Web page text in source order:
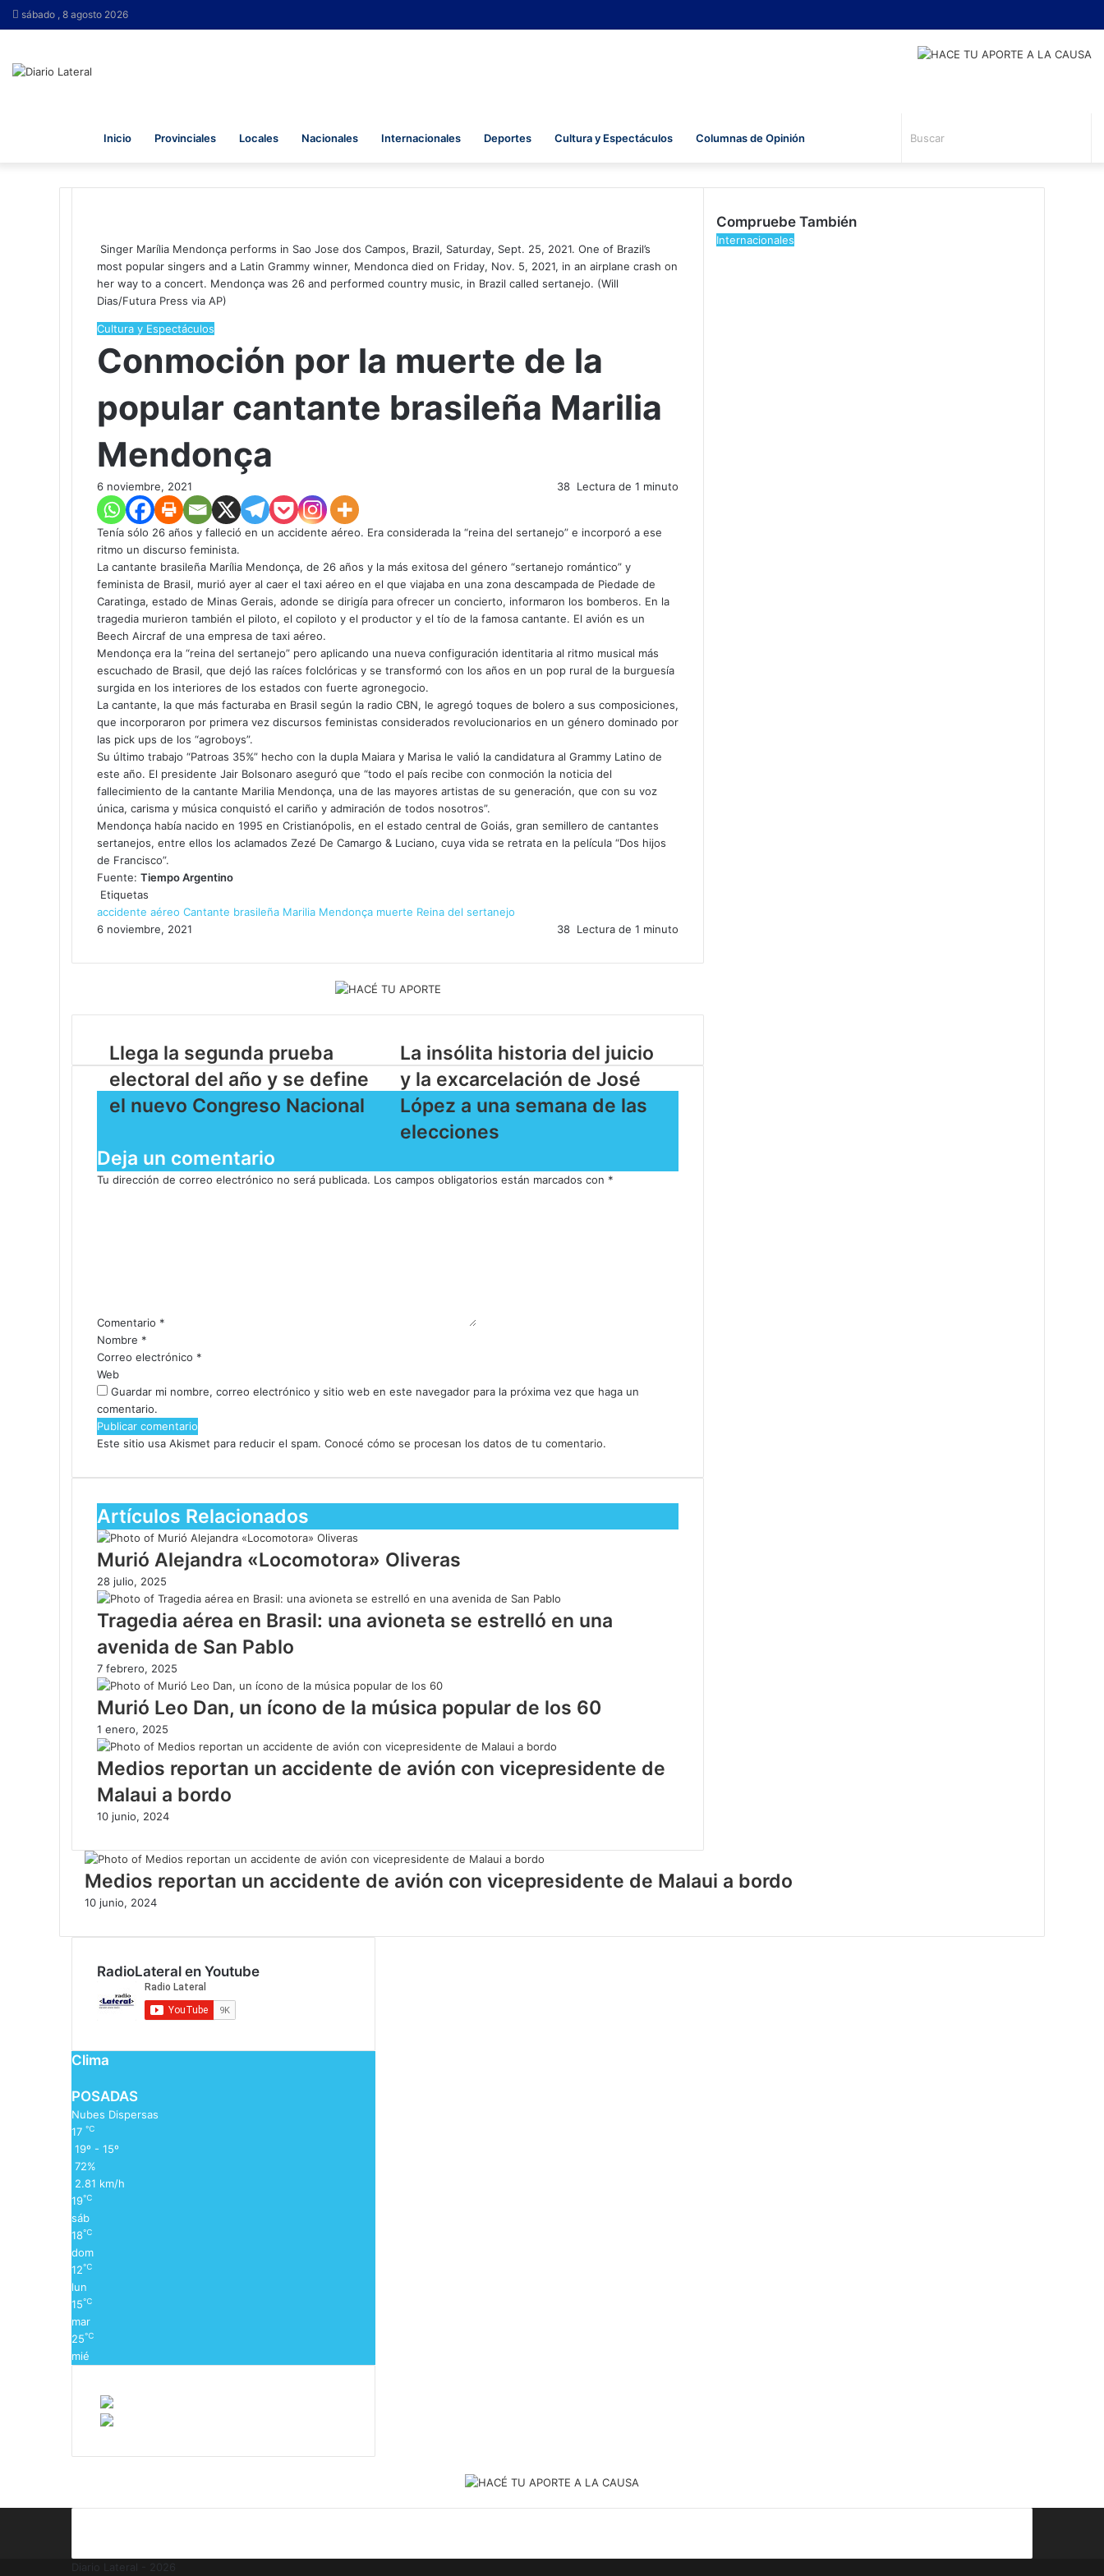
sábado , 8 agosto 2026
Inicio Provinciales Locales Nacionales Internacionales Deportes Cultura y Espectáculos Columnas de Opinión
Singer Marília Mendonça performs in Sao Jose dos Campos, Brazil, Saturday, Sept. 25, 2021. One of Brazil’s
most popular singers and a Latin Grammy winner, Mendonca died on Friday, Nov. 5, 2021, in an airplane crash on
her way to a concert. Mendonça was 26 and performed country music, in Brazil called sertanejo. (Will
Dias/Futura Press via AP)
Cultura y Espectáculos
Conmoción por la muerte de la
popular cantante brasileña Marilia
Mendonça
6 noviembre, 2021 38 Lectura de 1 minuto
Tenía sólo 26 años y falleció en un accidente aéreo. Era considerada la “reina del sertanejo” e incorporó a ese
ritmo un discurso feminista.
La cantante brasileña Marília Mendonça, de 26 años y la más exitosa del género “sertanejo romántico” y
feminista de Brasil, murió ayer al caer el taxi aéreo en el que viajaba en una zona descampada de Piedade de
Caratinga, estado de Minas Gerais, adonde se dirigía para ofrecer un concierto, informaron los bomberos. En la
tragedia murieron también el piloto, el copiloto y el productor y el tío de la famosa cantante. El avión es un
Beech Aircraf de una empresa de taxi aéreo.
Mendonça era la “reina del sertanejo” pero aplicando una nueva configuración identitaria al ritmo musical más
escuchado de Brasil, que dejó las raíces folclóricas y se transformó con los años en un pop rural de la burguesía
surgida en los interiores de los estados con fuerte agronegocio.
La cantante, la que más facturaba en Brasil según la radio CBN, le agregó toques de bolero a sus composiciones,
que incorporaron por primera vez discursos feministas considerados revolucionarios en un género dominado por
las pick ups de los “agroboys”.
Su último trabajo “Patroas 35%” hecho con la dupla Maiara y Marisa le valió la candidatura al Grammy Latino de
este año. El presidente Jair Bolsonaro aseguró que “todo el país recibe con conmoción la noticia del
fallecimiento de la cantante Marilia Mendonça, una de las mayores artistas de su generación, que con su voz
única, carisma y música conquistó el cariño y admiración de todos nosotros”.
Mendonça había nacido en 1995 en Cristianópolis, en el estado central de Goiás, gran semillero de cantantes
sertanejos, entre ellos los aclamados Zezé De Camargo & Luciano, cuya vida se retrata en la película “Dos hijos
de Francisco”.
Fuente: Tiempo Argentino
Etiquetas
accidente aéreo Cantante brasileña Marilia Mendonça muerte Reina del sertanejo
6 noviembre, 2021
38 Lectura de 1 minuto
Llega la segunda prueba
electoral del año y se define
el nuevo Congreso Nacional
La insólita historia del juicio
y la excarcelación de José
López a una semana de las
elecciones
Deja un comentario
Tu dirección de correo electrónico no será publicada. Los campos obligatorios están marcados con *
Comentario *
Nombre *
Correo electrónico *
Web
Guardar mi nombre, correo electrónico y sitio web en este navegador para la próxima vez que haga un
comentario.
Este sitio usa Akismet para reducir el spam. Conocé cómo se procesan los datos de tu comentario.
Artículos Relacionados
Murió Alejandra «Locomotora» Oliveras
28 julio, 2025
Tragedia aérea en Brasil: una avioneta se estrelló en una
avenida de San Pablo
7 febrero, 2025
Murió Leo Dan, un ícono de la música popular de los 60
1 enero, 2025
Medios reportan un accidente de avión con vicepresidente de
Malaui a bordo
10 junio, 2024
Compruebe También
Cerrar
Internacionales
Medios reportan un accidente de avión con vicepresidente de Malaui a bordo
10 junio, 2024
RadioLateral en Youtube
Clima
POSADAS
Nubes Dispersas
17 ℃
19º - 15º
72%
2.81 km/h
19℃
sáb
18℃
dom
12℃
lun
15℃
mar
25℃
mié
Diario Lateral - 2026